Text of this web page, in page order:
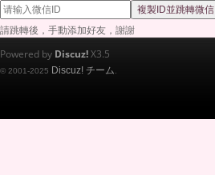
複製ID並跳轉微信
請跳轉後，手動添加好友，謝謝
Powered by Discuz!X3.5
© 2001-2025 Discuz! チーム